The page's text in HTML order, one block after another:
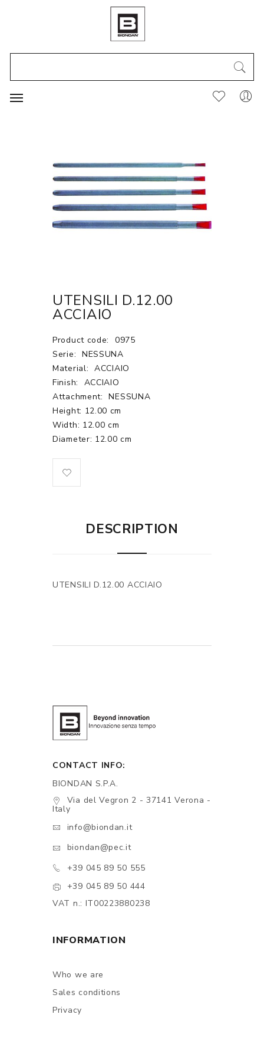
UTENSILI D.12.00
ACCIAIO
Product code:
0975
Serie: NESSUNA
Material: ACCIAIO
Finish:
ACCIAIO
Attachment:
NESSUNA
Height: 12.00 cm
Width: 12.00 cm
Diameter: 12.00 cm
DESCRIPTION
UTENSILI D.12.00 ACCIAIO
CONTACT INFO:
BIONDAN S.P.A.
Via del Vegron 2 - 37141 Verona -
Italy
info@biondan.it
biondan@pec.it
+39 045 89 50 555
+39 045 89 50 444
VAT n.: IT00223880238
INFORMATION
Who we are
Sales conditions
Privacy